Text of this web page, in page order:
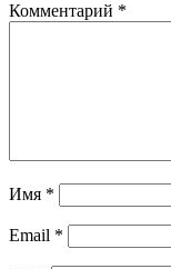
Комментарий *
Имя *
Email *